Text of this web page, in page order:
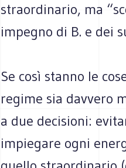
straordinario, ma
impegno di B. e dei
Se così stanno le
regime sia davvero
a due decisioni:
impiegare ogni